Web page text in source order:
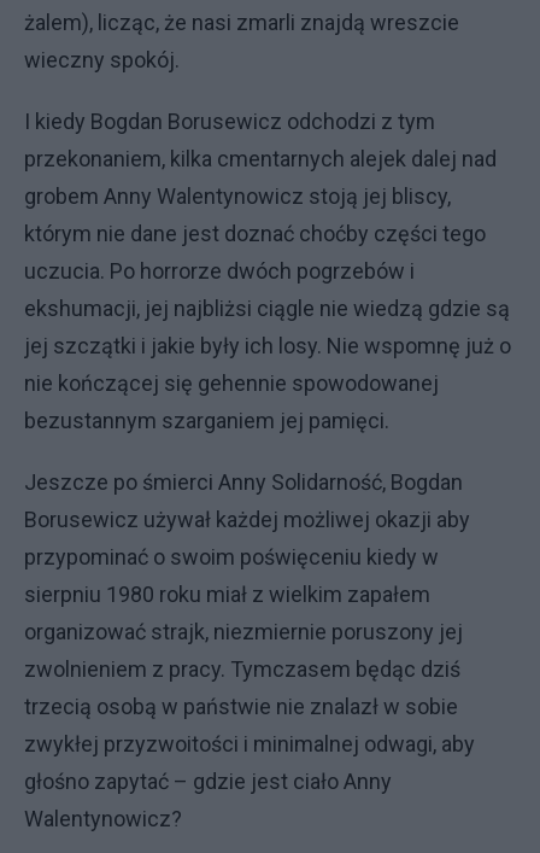
żalem), licząc, że nasi zmarli znajdą wreszcie
wieczny spokój.
I kiedy Bogdan Borusewicz odchodzi z tym
przekonaniem, kilka cmentarnych alejek dalej nad
grobem Anny Walentynowicz stoją jej bliscy,
którym nie dane jest doznać choćby części tego
uczucia. Po horrorze dwóch pogrzebów i
ekshumacji, jej najbliżsi ciągle nie wiedzą gdzie są
jej szczątki i jakie były ich losy. Nie wspomnę już o
nie kończącej się gehennie spowodowanej
bezustannym szarganiem jej pamięci.
Jeszcze po śmierci Anny Solidarność, Bogdan
Borusewicz używał każdej możliwej okazji aby
przypominać o swoim poświęceniu kiedy w
sierpniu 1980 roku miał z wielkim zapałem
organizować strajk, niezmiernie poruszony jej
zwolnieniem z pracy. Tymczasem będąc dziś
trzecią osobą w państwie nie znalazł w sobie
zwykłej przyzwoitości i minimalnej odwagi, aby
głośno zapytać – gdzie jest ciało Anny
Walentynowicz?